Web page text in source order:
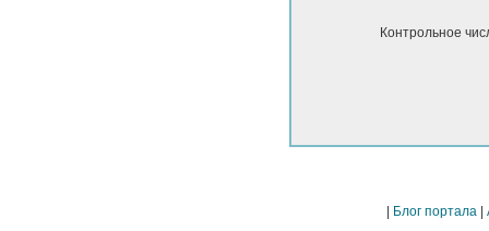
Контрольное
Блог портала